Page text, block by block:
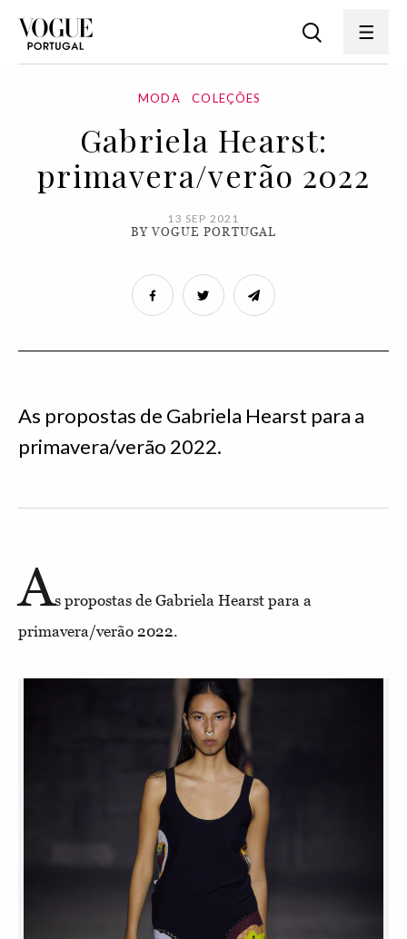
MODA COLEÇÕES
Gabriela Hearst:
primavera/verão 2022
13 SEP 2021
BY VOGUE PORTUGAL
As propostas de Gabriela Hearst para a
primavera/verão 2022.
As propostas de Gabriela Hearst para a
primavera/verão 2022.